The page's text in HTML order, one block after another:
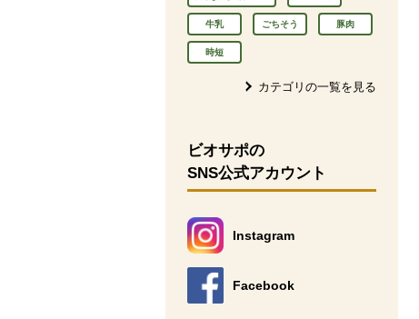
牛乳 ごちそう 豚肉
時短
カテゴリの一覧を見る
ビオサポの
SNS公式アカウント
Instagram
別のウィンドウで開きます。
Facebook
別のウィンドウで開きます。